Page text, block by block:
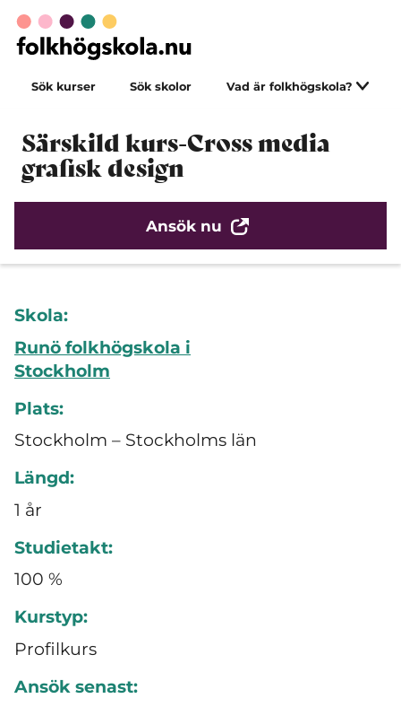
Sök kurser Sök skolor Vad är folkhögskola?
Särskild kurs-Cross media
grafisk design
Ansök nu
Skola:
Runö folkhögskola i
Stockholm
Plats:
Stockholm – Stockholms län
Längd:
1 år
Studietakt:
100 %
Kurstyp:
Profilkurs
Ansök senast: